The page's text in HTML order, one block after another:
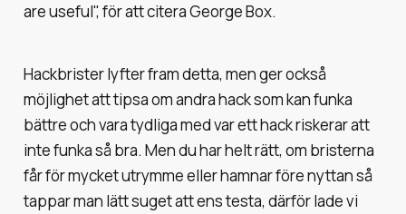
are useful", för att citera George Box.
Hackbrister lyfter fram detta, men ger också
möjlighet att tipsa om andra hack som kan funka
bättre och vara tydliga med var ett hack riskerar att
inte funka så bra. Men du har helt rätt, om bristerna
får för mycket utrymme eller hamnar före nyttan så
tappar man lätt suget att ens testa, därför lade vi